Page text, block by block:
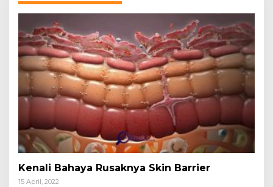
Kenali Bahaya Rusaknya Skin Barrier
15 April, 2022